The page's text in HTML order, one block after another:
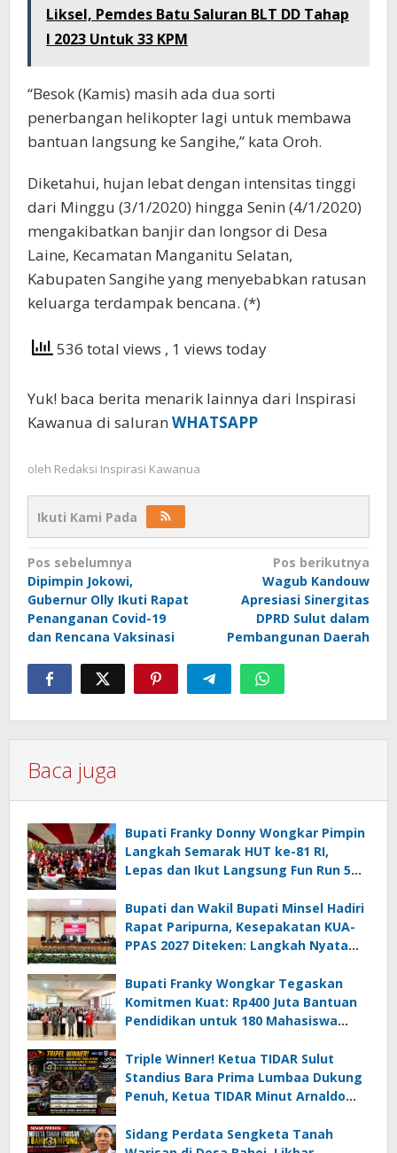
Liksel, Pemdes Batu Saluran BLT DD Tahap
I 2023 Untuk 33 KPM
“Besok (Kamis) masih ada dua sorti
penerbangan helikopter lagi untuk membawa
bantuan langsung ke Sangihe,” kata Oroh.
Diketahui, hujan lebat dengan intensitas tinggi
dari Minggu (3/1/2020) hingga Senin (4/1/2020)
mengakibatkan banjir dan longsor di Desa
Laine, Kecamatan Manganitu Selatan,
Kabupaten Sangihe yang menyebabkan ratusan
keluarga terdampak bencana. (*)
536 total views , 1 views today
Yuk! baca berita menarik lainnya dari Inspirasi
Kawanua di saluran WHATSAPP
oleh Redaksi Inspirasi Kawanua
Ikuti Kami Pada
Navigasi
pos
Pos sebelumnya
Dipimpin Jokowi,
Gubernur Olly Ikuti Rapat
Penanganan Covid-19
dan Rencana Vaksinasi
Pos berikutnya
Wagub Kandouw
Apresiasi Sinergitas
DPRD Sulut dalam
Pembangunan Daerah
Baca juga
Bupati Franky Donny Wongkar Pimpin
Langkah Semarak HUT ke-81 RI,
Lepas dan Ikut Langsung Fun Run 5
Bupati dan Wakil Bupati Minsel Hadiri
Rapat Paripurna, Kesepakatan KUA-
PPAS 2027 Diteken: Langkah Nyata
Bupati Franky Wongkar Tegaskan
Komitmen Kuat: Rp400 Juta Bantuan
Pendidikan untuk 180 Mahasiswa
Triple Winner! Ketua TIDAR Sulut
Standius Bara Prima Lumbaa Dukung
Penuh, Ketua TIDAR Minut Arnaldo
05 MC JOE Sapu Bersih Tiga Gelar
Sidang Perdata Sengketa Tanah